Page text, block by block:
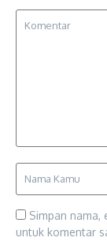
Simpan nama,
untuk komentar